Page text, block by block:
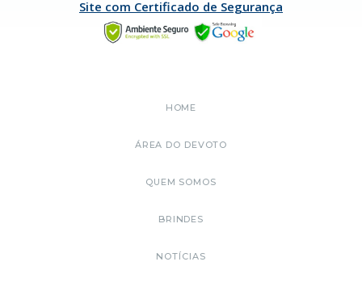
Site com Certificado de Segurança
HOME
ÁREA DO DEVOTO
QUEM SOMOS
BRINDES
NOTÍCIAS